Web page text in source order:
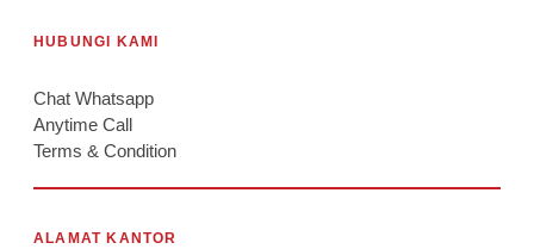
HUBUNGI KAMI
Chat Whatsapp
Anytime Call
Terms & Condition
ALAMAT KANTOR